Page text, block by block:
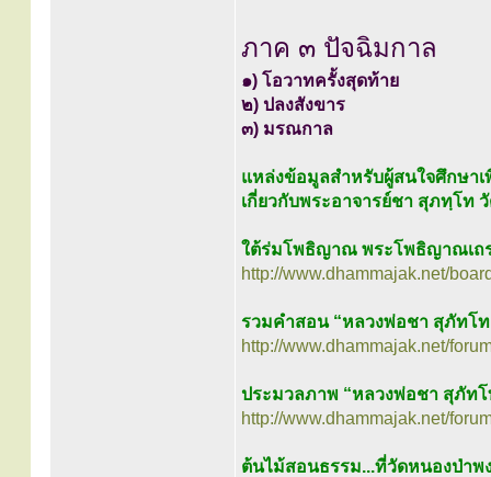
ภาค ๓ ปัจฉิมกาล
๑) โอวาทครั้งสุดท้าย
๒) ปลงสังขาร
๓) มรณกาล
แหล่งข้อมูลสำหรับผู้สนใจศึกษาเ
เกี่ยวกับพระอาจารย์ชา สุภทฺโท
ใต้ร่มโพธิญาณ พระโพธิญาณเถ
http://www.dhammajak.net/
รวมคำสอน “หลวงพ่อชา สุภัทโท
http://www.dhammajak.net/
ประมวลภาพ “หลวงพ่อชา สุภัท
http://www.dhammajak.net/
ต้นไม้สอนธรรม...ที่วัดหนองป่าพ